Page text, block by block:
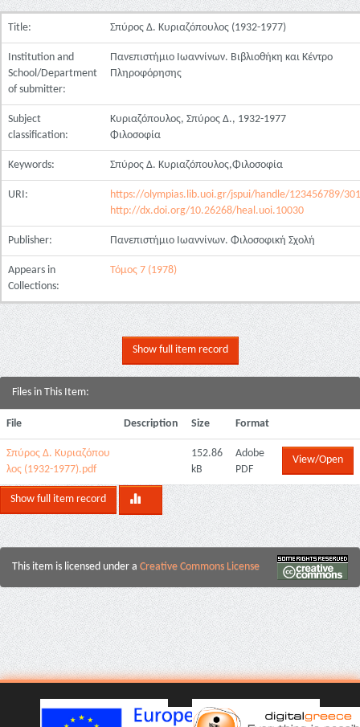
Title: Σπύρος Δ. Κυριαζόπουλος (1932-1977)
Institution and
School/Department
of submitter:
Πανεπιστήμιο Ιωαννίνων. Βιβλιοθήκη και Κέντρο
Πληροφόρησης
Subject
classification:
Κυριαζόπουλος, Σπύρος Δ., 1932-1977
Φιλοσοφία
Keywords: Σπύρος Δ. Κυριαζόπουλος,Φιλοσοφία
URI:
https://olympias.lib.uoi.gr/jspui/handle/123456789/
http://dx.doi.org/10.26268/heal.uoi.10030
Publisher: Πανεπιστήμιο Ιωαννίνων. Φιλοσοφική Σχολή
Appears in
Collections:
Τόμος 7 (1978)
Show full item record
Files in This Item:
File Description Size Format
Σπύρος Δ. Κυριαζόπου
λος (1932-1977).pdf
152.86
kB
Adobe
PDF
View/Open
Show full item record
This item is licensed under a Creative Commons License